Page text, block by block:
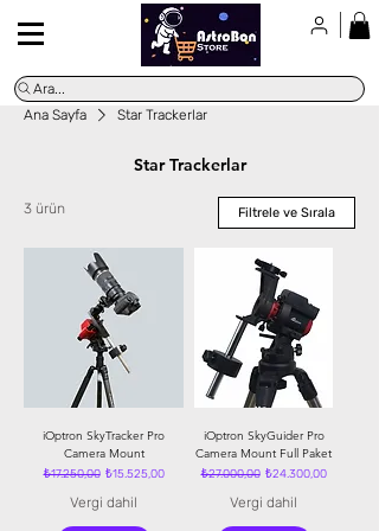
Ara...
Ana Sayfa
Star Trackerlar
Star Trackerlar
3 ürün Filtrele ve Sırala
iOptron SkyTracker Pro
Camera Mount
Normal Fiyat
₺17.250,00 İndirimli Fiyat
₺15.525,00
Vergi dahil
iOptron SkyGuider Pro
Camera Mount Full Paket
Normal Fiyat
₺27.000,00 İndirimli Fiyat
₺24.300,00
Vergi dahil